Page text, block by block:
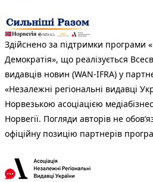
Здійснено за підтримки програми
Демократія», що реалізується
видавців новин (WAN-IFRA) у
«Незалежні регіональні видавці
Норвезькою асоціацією
Норвегії. Погляди авторів не
офіційну позицію партнерів